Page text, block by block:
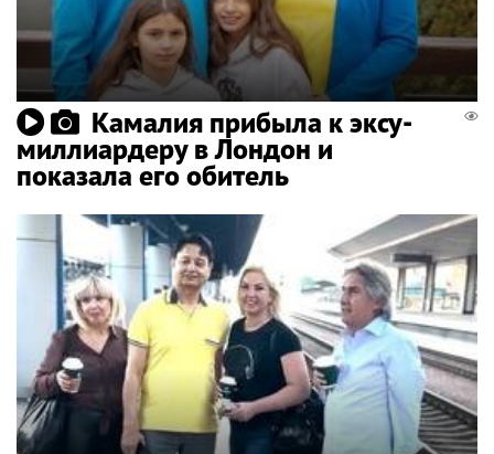
Камалия прибыла к эксу-
миллиардеру в Лондон и
показала его обитель